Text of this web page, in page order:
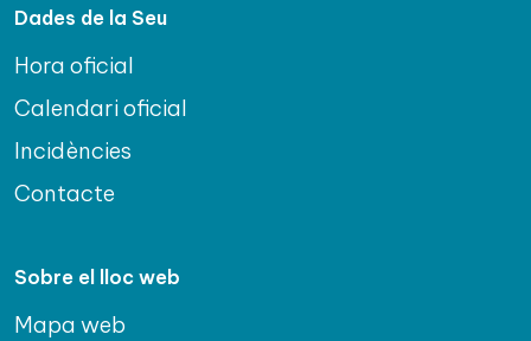
Dades de la Seu
Hora oficial
Calendari oficial
Incidències
Contacte
Sobre el lloc web
Mapa web